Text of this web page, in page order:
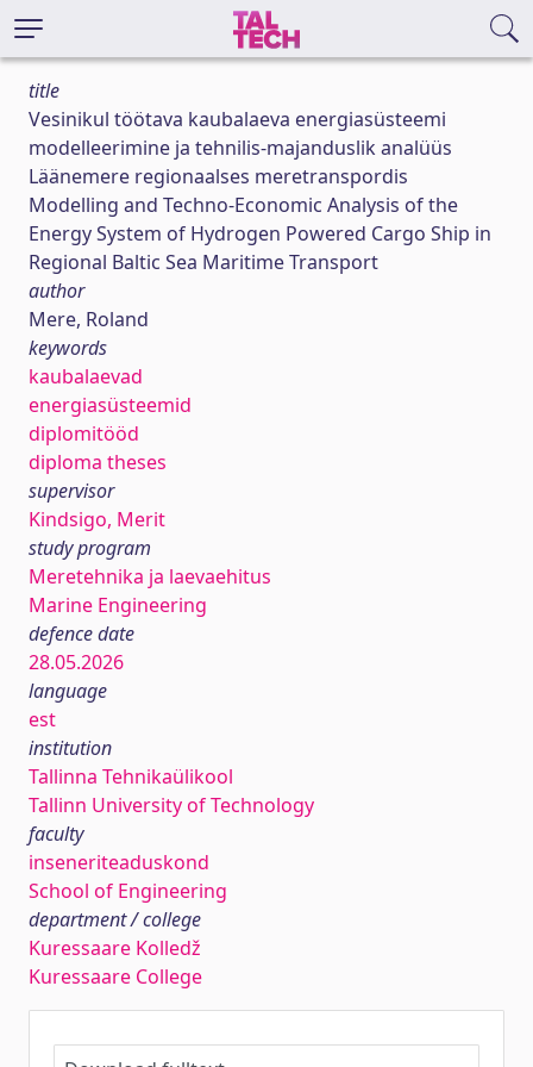
title
Vesinikul töötava kaubalaeva energiasüsteemi
modelleerimine ja tehnilis-majanduslik analüüs
Läänemere regionaalses meretranspordis
Modelling and Techno-Economic Analysis of the
Energy System of Hydrogen Powered Cargo Ship in
Regional Baltic Sea Maritime Transport
author
Mere, Roland
keywords
kaubalaevad
energiasüsteemid
diplomitööd
diploma theses
supervisor
Kindsigo, Merit
study program
Meretehnika ja laevaehitus
Marine Engineering
defence date
28.05.2026
language
est
institution
Tallinna Tehnikaülikool
Tallinn University of Technology
faculty
inseneriteaduskond
School of Engineering
department / college
Kuressaare Kolledž
Kuressaare College